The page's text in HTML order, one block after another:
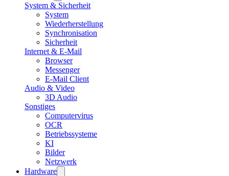
System & Sicherheit
System
Wiederherstellung
Synchronisation
Sicherheit
Internet & E-Mail
Browser
Messenger
E-Mail Client
Audio & Video
3D Audio
Sonstiges
Computervirus
OCR
Betriebssysteme
KI
Bilder
Netzwerk
Hardware